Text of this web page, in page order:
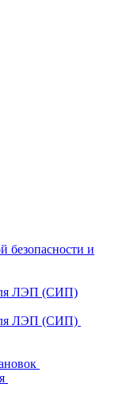
безопасности и
ЛЭП (СИП)
ЛЭП (СИП)